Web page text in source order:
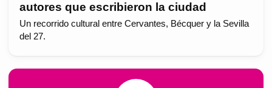
autores que escribieron la ciudad
Un recorrido cultural entre Cervantes, Bécquer y la Sevilla
del 27.